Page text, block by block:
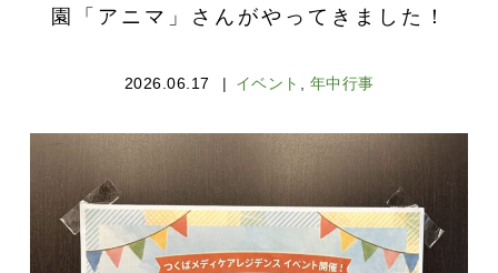
園「アニマ」さんがやってきました！
2026.06.17 イベント 年中行事